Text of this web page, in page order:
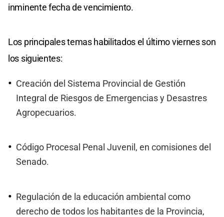
inminente fecha de vencimiento.
Los principales temas habilitados el último viernes son
los siguientes:
Creación del Sistema Provincial de Gestión
Integral de Riesgos de Emergencias y Desastres
Agropecuarios.
Código Procesal Penal Juvenil, en comisiones del
Senado.
Regulación de la educación ambiental como
derecho de todos los habitantes de la Provincia,